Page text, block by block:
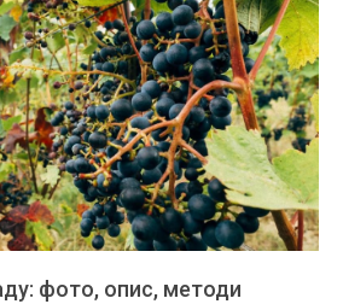
фото, опис, методи